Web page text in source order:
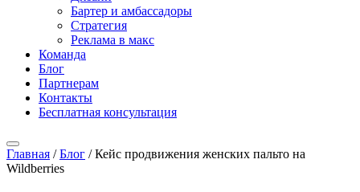
Бартер и амбассадоры
Стратегия
Реклама в макс
Команда
Блог
Партнерам
Контакты
Бесплатная консультация
Главная / Блог / Кейс продвижения женских пальто на
Wildberries